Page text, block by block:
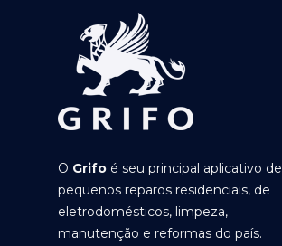
O Grifo é seu principal aplicativo de
pequenos reparos residenciais, de
eletrodomésticos, limpeza,
manutenção e reformas do país.